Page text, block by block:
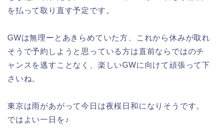
を払って取り直す予定です。
GWは無理ーとあきらめていた方、これから休みが取れ
そうで予約しようと思っている方は直前ならではのチ
ャンスを逃すことなく、楽しいGWに向けて頑張って下
さいね。
東京は雨があがって今日は夜桜日和になりそうです。
ではよい一日を♪